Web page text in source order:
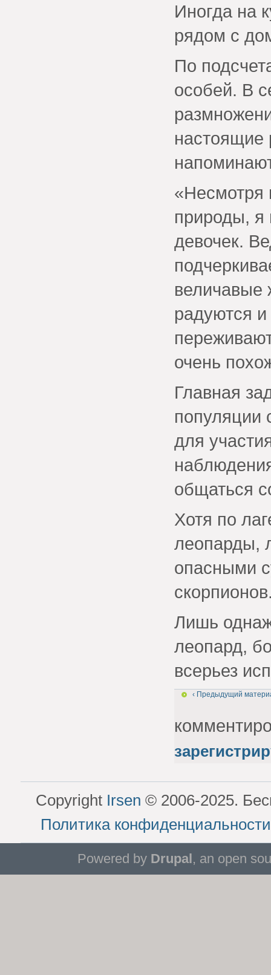
Иногда на
рядом с
По
особей. В
настоящие
«Несмотря
природы, я
девочек.
величавые
радуются
очень
Главная
популяции
для
общаться
Хотя по
леопарды,
опасными
Лишь
леопард,
всерьез
‹ Предыдущий
Copyright Irsen © 2006-2025.
Политика
Powered by Drupal, an open